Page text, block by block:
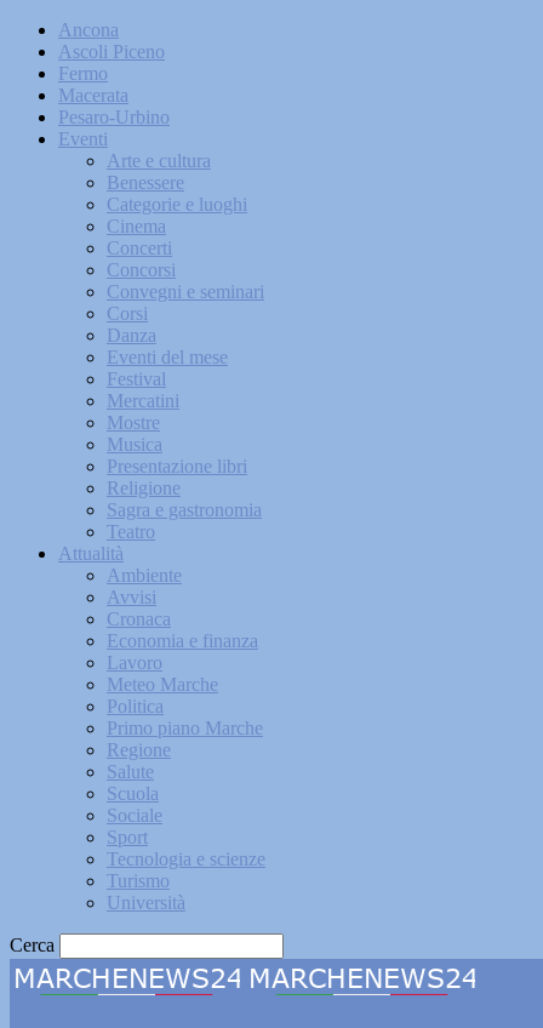
Ancona
Ascoli Piceno
Fermo
Macerata
Pesaro-Urbino
Eventi
Arte e cultura
Benessere
Categorie e luoghi
Cinema
Concerti
Concorsi
Convegni e seminari
Corsi
Danza
Eventi del mese
Festival
Mercatini
Mostre
Musica
Presentazione libri
Religione
Sagra e gastronomia
Teatro
Attualità
Ambiente
Avvisi
Cronaca
Economia e finanza
Lavoro
Meteo Marche
Politica
Primo piano Marche
Regione
Salute
Scuola
Sociale
Sport
Tecnologia e scienze
Turismo
Università
Cerca